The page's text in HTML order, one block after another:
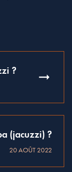
?
(jacuzzi) ?
20 AOÛT 2022